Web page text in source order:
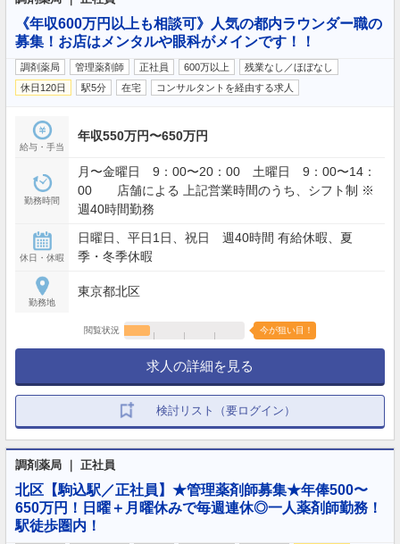
《年収600万円以上も相談可》人気の都内ラウンダー職の
募集！お店はメンタルや眼科がメインです！！
調剤薬局 管理薬剤師 正社員 600万以上
残業なし／ほぼなし
休日120日
駅5分 在宅 コンサルタントを経由する求人
給与・手当
年収550万円〜650万円
勤務時間
月〜金曜日 9：00〜20：00 土曜日 9：00〜14：
00 店舗による 上記営業時間のうち、シフト制 ※
週40時間勤務
休日・休暇
日曜日、平日1日、祝日 週40時間 有給休暇、夏
季・冬季休暇
勤務地
東京都北区
閲覧状況 今が狙い目！
求人の詳細を見る
検討リスト（要ログイン）
調剤薬局 ｜ 正社員
北区【駒込駅／正社員】★管理薬剤師募集★年俸500〜
650万円！日曜＋月曜休みで毎週連休◎一人薬剤師勤務！
駅徒歩圏内！